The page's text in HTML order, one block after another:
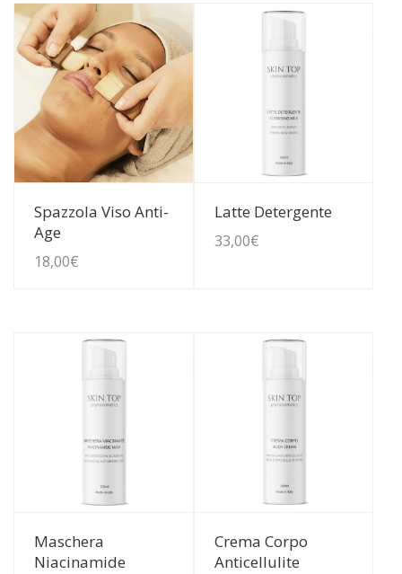
Guarda Dettagli
Spazzola Viso Anti-
Age
18,00€
Guarda Dettagli
Latte Detergente
33,00€
Guarda Dettagli
Maschera
Niacinamide
Guarda Dettagli
Crema Corpo
Anticellulite